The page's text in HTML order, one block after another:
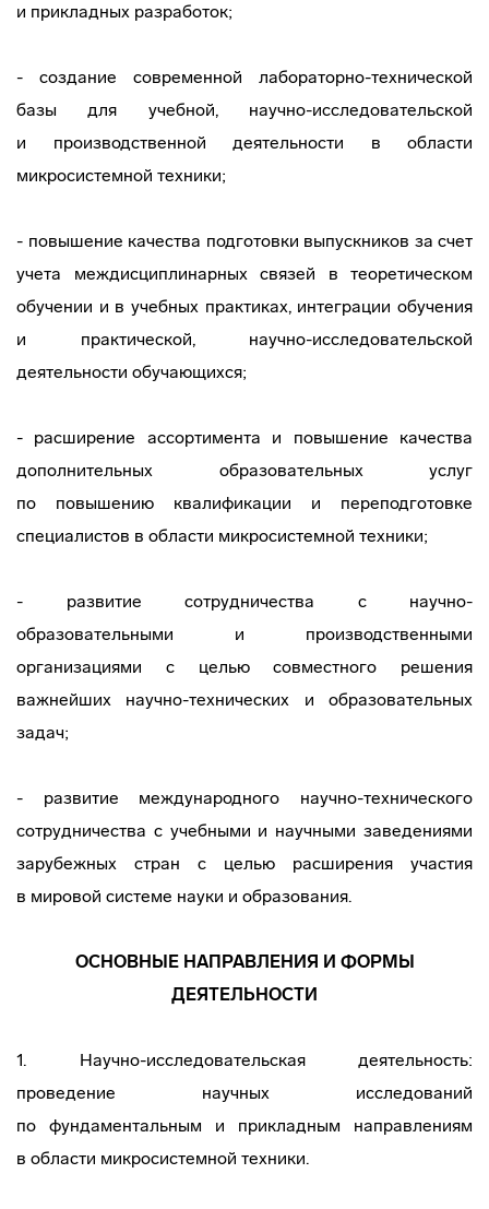
и прикладных разработок;
- создание современной лабораторно-технической
базы для учебной, научно-исследовательской
и производственной деятельности в области
микросистемной техники;
- повышение качества подготовки выпускников за счет
учета междисциплинарных связей в теоретическом
обучении и в учебных практиках, интеграции обучения
и практической, научно-исследовательской
деятельности обучающихся;
- расширение ассортимента и повышение качества
дополнительных образовательных услуг
по повышению квалификации и переподготовке
специалистов в области микросистемной техники;
- развитие сотрудничества с научно-
образовательными и производственными
организациями с целью совместного решения
важнейших научно-технических и образовательных
задач;
- развитие международного научно-технического
сотрудничества с учебными и научными заведениями
зарубежных стран с целью расширения участия
в мировой системе науки и образования.
ОСНОВНЫЕ НАПРАВЛЕНИЯ И ФОРМЫ
ДЕЯТЕЛЬНОСТИ
1. Научно-исследовательскаядеятельность:
проведение научных исследований
по фундаментальным и прикладным направлениям
в области микросистемной техники.